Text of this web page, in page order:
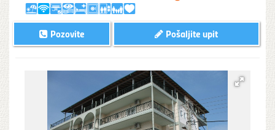
Pošaljite upit
Pozovite